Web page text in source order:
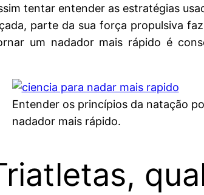
tentar entender as estratégias
parte da sua força propulsiva
um nadador mais rápido é
Entender os princípios da natação
nadador mais rápido.